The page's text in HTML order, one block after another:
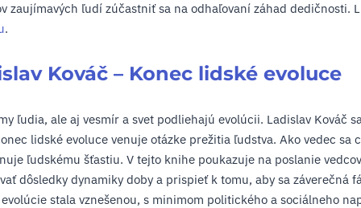
zaujímavých ľudí zúčastniť sa na odhaľovaní záhad dedičnosti.
.
Kováč – Konec lidské evoluce
ľudia, ale aj vesmír a svet podliehajú evolúcii. Ladislav Kováč
lidské evoluce venuje otázke prežitia ľudstva. Ako vedec sa
ľudskému šťastiu. V tejto knihe poukazuje na poslanie
dôsledky dynamiky doby a prispieť k tomu, aby sa záverečná
stala vznešenou, s minimom politického a sociálneho